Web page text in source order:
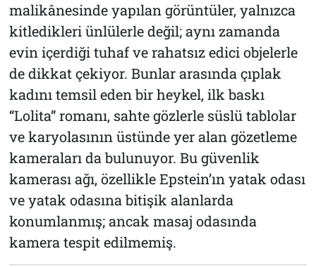
malikânesinde yapılan görüntüler, yalnızca
kitledikleri ünlülerle değil; aynı zamanda
evin içerdiği tuhaf ve rahatsız edici objelerle
de dikkat çekiyor. Bunlar arasında çıplak
kadını temsil eden bir heykel, ilk baskı
“Lolita” romanı, sahte gözlerle süslü tablolar
ve karyolasının üstünde yer alan gözetleme
kameraları da bulunuyor. Bu güvenlik
kamerası ağı, özellikle Epstein’ın yatak odası
ve yatak odasına bitişik alanlarda
konumlanmış; ancak masaj odasında
kamera tespit edilmemiş.